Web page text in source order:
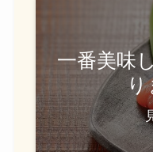
一番美味
り